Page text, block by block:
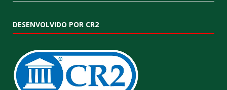
DESENVOLVIDO POR CR2